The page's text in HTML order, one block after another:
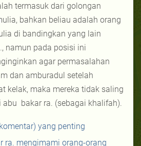
termasuk dari golongan
bahkan beliau adalah orang
di bandingkan yang lain
namun pada posisi ini
agar permasalahan
dan amburadul setelah
kelak, maka mereka tidak saling
abu bakar ra. (sebagai khalifah).
yang penting
ra. mengimami orang-orang